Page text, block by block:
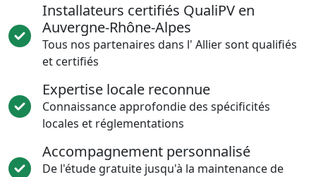
Installateurs certifiés QualiPV en
Auvergne-Rhône-Alpes
Tous nos partenaires dans l' Allier sont qualifiés
et certifiés
Expertise locale reconnue
Connaissance approfondie des spécificités
locales et réglementations
Accompagnement personnalisé
De l'étude gratuite jusqu'à la maintenance de